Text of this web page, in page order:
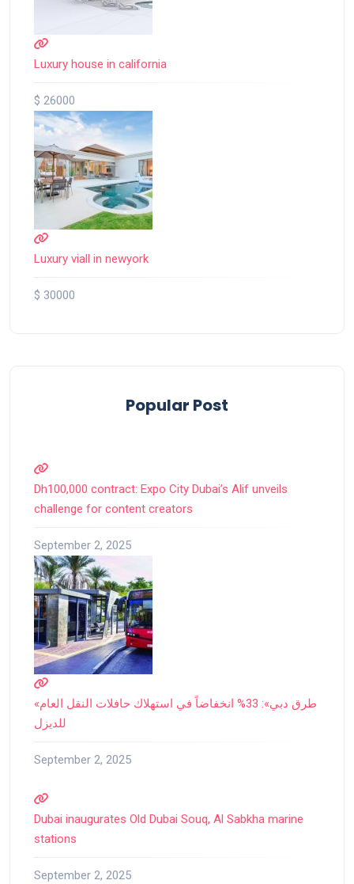
Luxury house in california
$ 26000
Luxury viall in newyork
$ 30000
Popular Post
Dh100,000 contract: Expo City Dubai’s Alif unveils
challenge for content creators
September 2, 2025
«طرق دبي»: 33% انخفاضاً في استهلاك حافلات النقل العام
للديزل
September 2, 2025
Dubai inaugurates Old Dubai Souq, Al Sabkha marine
stations
September 2, 2025